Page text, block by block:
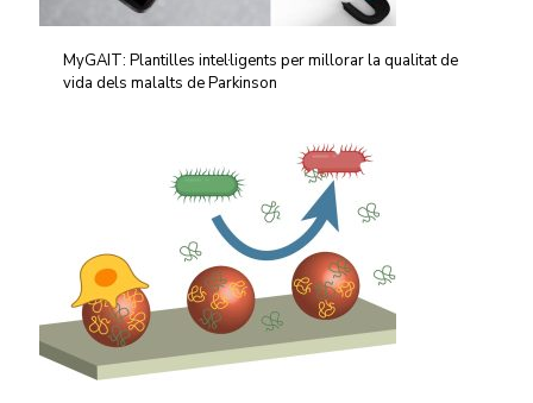
MyGAIT: Plantilles intel·ligents per millorar la qualitat de
vida dels malalts de Parkinson